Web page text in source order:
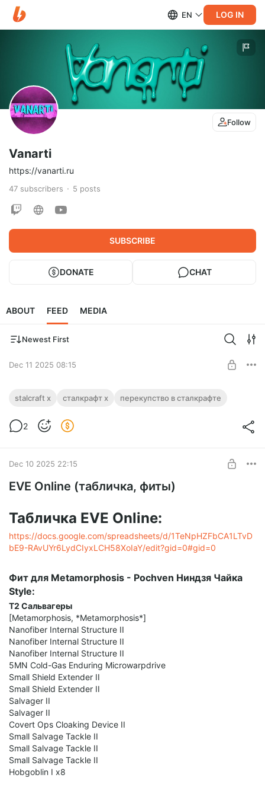
EN LOG IN
Follow
Vanarti
https://vanarti.ru
47 subscribers 5 posts
SUBSCRIBE
DONATE CHAT
ABOUT FEED MEDIA
Newest First
Dec 11 2025 08:15
Stalcraft: X - Перекупство. Цена и стеки.
stalcraft x сталкрафт х перекупство в сталкрафте
2
Dec 10 2025 22:15
EVE Online (табличка, фиты)
Табличка EVE Online:
https://docs.google.com/spreadsheets/d/1TeNpHZFbCA1LTvD
bE9-RAvUYr6LydCIyxLCH58XoIaY/edit?gid=0#gid=0
Фит для Metamorphosis - Pochven Ниндзя Чайка
Style:
Т2 Сальвагеры
[Metamorphosis, *Metamorphosis*]
Nanofiber Internal Structure II
Nanofiber Internal Structure II
Nanofiber Internal Structure II
5MN Cold-Gas Enduring Microwarpdrive
Small Shield Extender II
Small Shield Extender II
Salvager II
Salvager II
Covert Ops Cloaking Device II
Small Salvage Tackle II
Small Salvage Tackle II
Small Salvage Tackle II
Hobgoblin I x8